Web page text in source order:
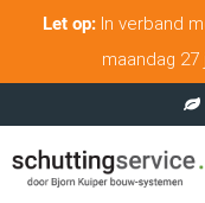
Let op: In verband
maandag